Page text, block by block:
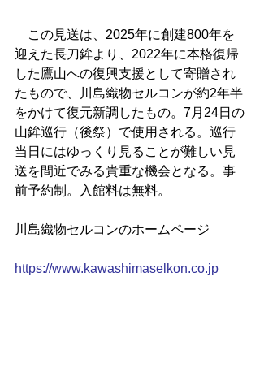
この見送は、2025年に創建800年を
迎えた長刀鉾より、2022年に本格復帰
した鷹山への復興支援として寄贈され
たもので、川島織物セルコンが約2年半
をかけて復元新調したもの。7月24日の
山鉾巡行（後祭）で使用される。巡行
当日にはゆっくり見ることが難しい見
送を間近でみる貴重な機会となる。事
前予約制。入館料は無料。
川島織物セルコンのホームページ
https://www.kawashimaselkon.co.jp